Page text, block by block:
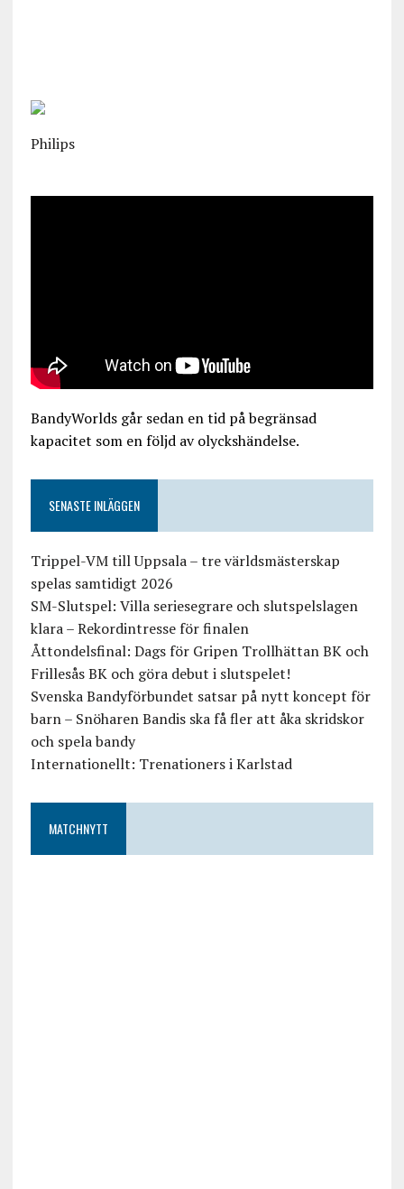
Philips
BandyWorlds går sedan en tid på begränsad
kapacitet som en följd av olyckshändelse.
SENASTE INLÄGGEN
Trippel-VM till Uppsala – tre världsmästerskap
spelas samtidigt 2026
SM-Slutspel: Villa seriesegrare och slutspelslagen
klara – Rekordintresse för finalen
Åttondelsfinal: Dags för Gripen Trollhättan BK och
Frillesås BK och göra debut i slutspelet!
Svenska Bandyförbundet satsar på nytt koncept för
barn – Snöharen Bandis ska få fler att åka skridskor
och spela bandy
Internationellt: Trenationers i Karlstad
MATCHNYTT